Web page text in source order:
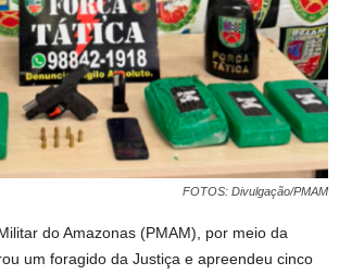
FOTOS: Divulgação/PMAM
do Amazonas (PMAM), por meio da
um foragido da Justiça e apreendeu cinco